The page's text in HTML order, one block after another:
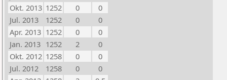
Okt. 2013 1252 0
0
Jul. 2013
1252 0
0
Apr. 2013 1252 0
0
Jan. 2013 1252 2
0
Okt. 2012 1258 0
0
Jul. 2012
1258 0
0